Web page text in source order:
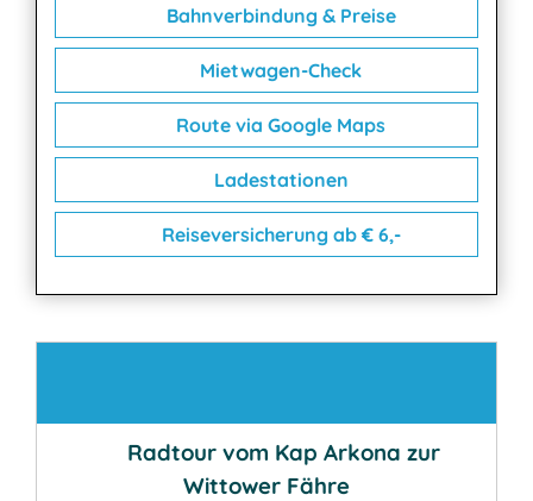
Bahnverbindung & Preise
Mietwagen-Check
Route via Google Maps
Ladestationen
Reiseversicherung ab € 6,-
Radtour vom Kap Arkona zur
Wittower Fähre